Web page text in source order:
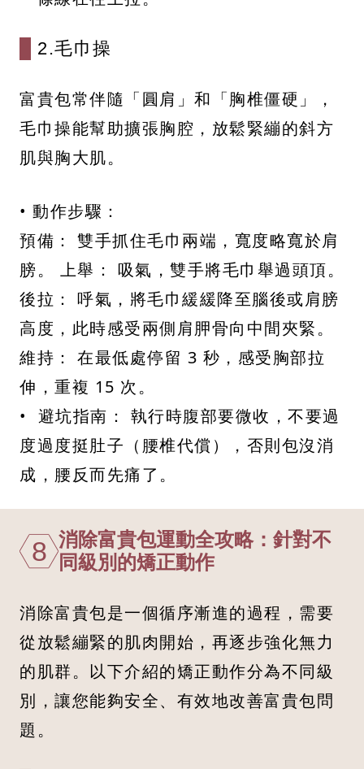
2.毛巾操
富貴包常伴隨「圓肩」和「胸椎僵硬」，
毛巾操能幫助擴張胸腔，放鬆緊繃的斜方
肌與胸大肌。
• 動作步驟：
預備： 雙手抓住毛巾兩端，寬度略寬於肩
膀。 上舉： 吸氣，雙手將毛巾舉過頭頂。
後拉： 呼氣，將毛巾緩緩降至腦後或肩膀
高度，此時感受兩側肩胛骨向中間夾緊。
維持： 在最低處停留 3 秒，感受胸部拉
伸，重複 15 次。
• 避坑指南： 執行時腹部要微收，不要過
度過度挺肚子（腰椎代償），否則包沒消
成，腰反而先痛了。
8 消除富貴包運動全攻略：針對不
同級別的矯正動作
消除富貴包是一個循序漸進的過程，需要
從放鬆繃緊的肌肉開始，再逐步強化無力
的肌群。以下介紹的矯正動作分為不同級
別，讓您能夠安全、有效地改善富貴包問
題。